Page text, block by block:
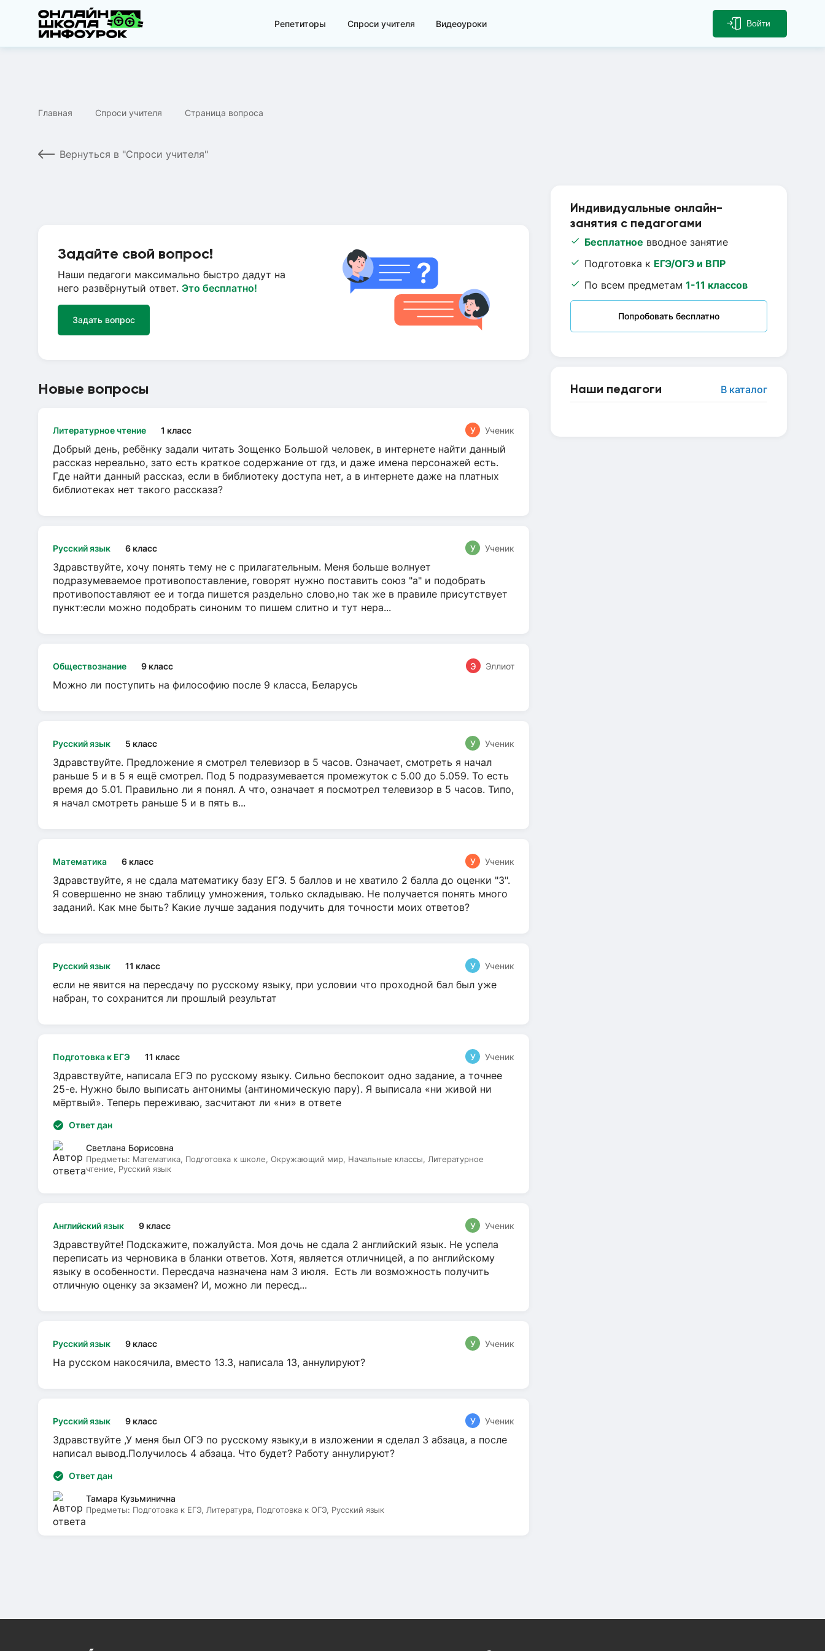
Репетиторы Спроси учителя Видеоуроки Войти
Главная Спроси учителя Страница вопроса
Вернуться в "Спроси учителя"
Индивидуальные онлайн-
занятия с педагогами
Бесплатное вводное занятие
Подготовка к ЕГЭ/ОГЭ и ВПР
По всем предметам 1-11 классов
Попробовать бесплатно
Наши педагоги В каталог
Задайте свой вопрос!
Наши педагоги максимально быстро дадут на
него развёрнутый ответ. Это бесплатно!
Задать вопрос
Новые вопросы
Литературное чтение 1 класс У Ученик
Добрый день, ребёнку задали читать Зощенко Большой человек, в интернете найти данный
рассказ нереально, зато есть краткое содержание от гдз, и даже имена персонажей есть.
Где найти данный рассказ, если в библиотеку доступа нет, а в интернете даже на платных
библиотеках нет такого рассказа?
Русский язык 6 класс У Ученик
Здравствуйте, хочу понять тему не с прилагательным. Меня больше волнует
подразумеваемое противопоставление, говорят нужно поставить союз "а" и подобрать
противопоставляют ее и тогда пишется раздельно слово,но так же в правиле присутствует
пункт:если можно подобрать синоним то пишем слитно и тут нера...
Обществознание 9 класс Э Эллиот
Можно ли поступить на философию после 9 класса, Беларусь
Русский язык 5 класс У Ученик
Здравствуйте. Предложение я смотрел телевизор в 5 часов. Означает, смотреть я начал
раньше 5 и в 5 я ещё смотрел. Под 5 подразумевается промежуток с 5.00 до 5.059. То есть
время до 5.01. Правильно ли я понял. А что, означает я посмотрел телевизор в 5 часов. Типо,
я начал смотреть раньше 5 и в пять в...
Математика 6 класс У Ученик
Здравствуйте, я не сдала математику базу ЕГЭ. 5 баллов и не хватило 2 балла до оценки "3".
Я совершенно не знаю таблицу умножения, только складываю. Не получается понять много
заданий. Как мне быть? Какие лучше задания подучить для точности моих ответов?
Русский язык 11 класс У Ученик
если не явится на пересдачу по русскому языку, при условии что проходной бал был уже
набран, то сохранится ли прошлый результат
Подготовка к ЕГЭ 11 класс У Ученик
Здравствуйте, написала ЕГЭ по русскому языку. Сильно беспокоит одно задание, а точнее
25-е. Нужно было выписать антонимы (антиномическую пару). Я выписала «ни живой ни
мёртвый». Теперь переживаю, засчитают ли «ни» в ответе
Ответ дан
Светлана Борисовна
Предметы: Математика, Подготовка к школе, Окружающий мир, Начальные классы, Литературное
чтение, Русский язык
Английский язык 9 класс У Ученик
Здравствуйте! Подскажите, пожалуйста. Моя дочь не сдала 2 английский язык. Не успела
переписать из черновика в бланки ответов. Хотя, является отличницей, а по английскому
языку в особенности. Пересдача назначена нам 3 июля. Есть ли возможность получить
отличную оценку за экзамен? И, можно ли пересд...
Русский язык 9 класс У Ученик
На русском накосячила, вместо 13.3, написала 13, аннулируют?
Русский язык 9 класс У Ученик
Здравствуйте ,У меня был ОГЭ по русскому языку,и в изложении я сделал 3 абзаца, а после
написал вывод.Получилось 4 абзаца. Что будет? Работу аннулируют?
Ответ дан
Тамара Кузьминична
Предметы: Подготовка к ЕГЭ, Литература, Подготовка к ОГЭ, Русский язык